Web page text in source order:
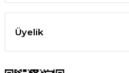
Üyelik